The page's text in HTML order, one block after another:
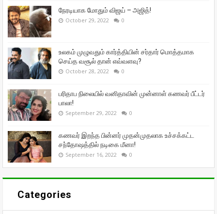
நேரடியாக மோதும் விஜய் – அஜித்!
October 29, 2022 0
உலகம் முழுவதும் கார்த்தியின் சர்தார் மொத்தமாக
செய்த வசூல் தான் எவ்வளவு?
October 28, 2022 0
பரிதாப நிலையில் வனிதாவின் முன்னாள் கணவர் பீட்டர்
பாலா!
September 29, 2022 0
கணவர் இறந்த பின்னர் முதன்முதலாக உச்சக்கட்ட
சந்தோஷத்தில் நடிகை மீனா!
September 16, 2022 0
Categories